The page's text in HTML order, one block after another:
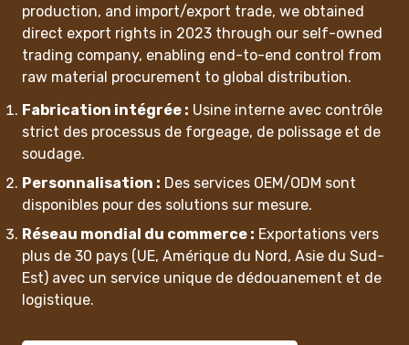
production, and import/export trade, we obtained
‌direct export rights‌ in 2023 through our self-owned
trading company, enabling end-to-end control from
raw material procurement to global distribution.
Fabrication intégrée : Usine interne avec contrôle
strict des processus de forgeage, de polissage et de
soudage.
Personnalisation : Des services OEM/ODM sont
disponibles pour des solutions sur mesure.
Réseau mondial du commerce : Exportations vers
plus de 30 pays (UE, Amérique du Nord, Asie du Sud-
Est) avec un service unique de dédouanement et de
logistique.